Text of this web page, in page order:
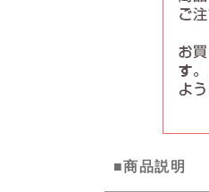
■商品説明